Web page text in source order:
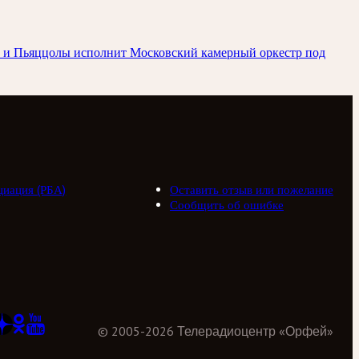
Пьяццолы исполнит Московский камерный оркестр под
(РБА)
Оставить отзыв или пожелание
Сообщить об ошибке
© 2005-2026 Телерадиоцентр «Орфей»